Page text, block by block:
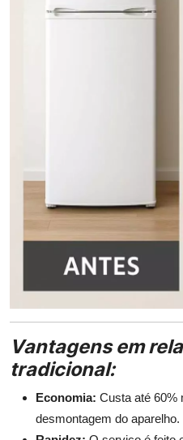
Vantagens em
tradicional:
Economia: Custa até 60%
desmontagem do aparelho.